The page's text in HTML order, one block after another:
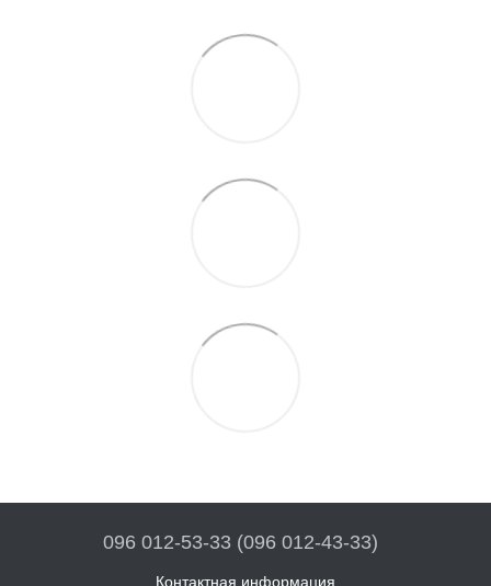
096 012-53-33 (096 012-43-33)
Контактная информация